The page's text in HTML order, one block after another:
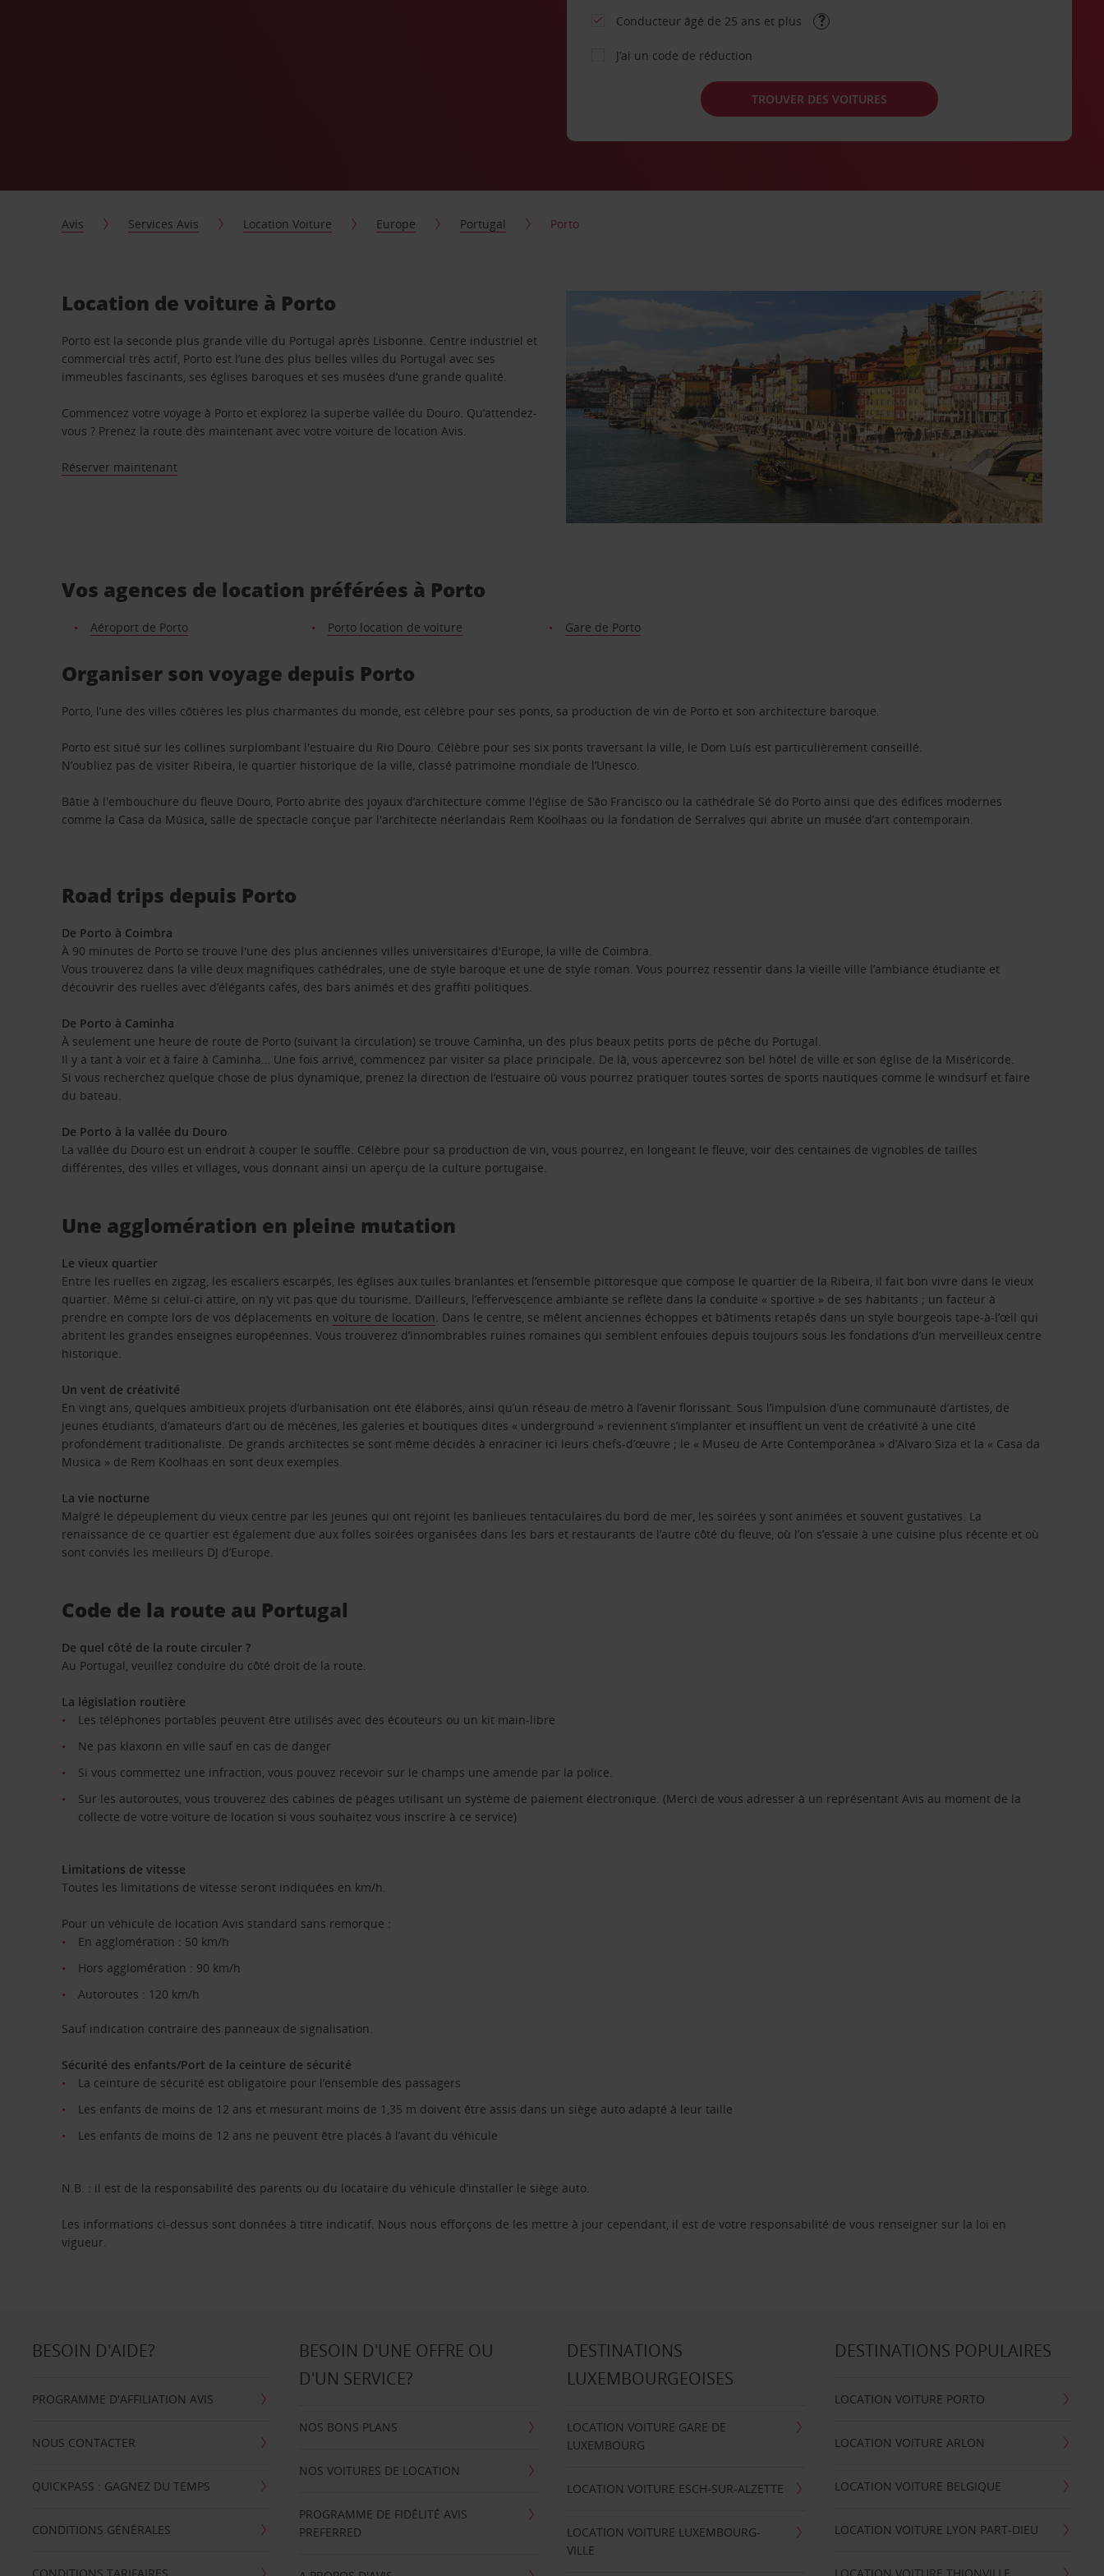
Conducteur âgé de 25 ans et plus
J’ai un code de réduction
TROUVER DES VOITURES
Avis Services Avis Location Voiture Europe Portugal Porto
Location de voiture à Porto
Porto est la seconde plus grande ville du Portugal après Lisbonne. Centre industriel et
commercial très actif, Porto est l’une des plus belles villes du Portugal avec ses
immeubles fascinants, ses églises baroques et ses musées d’une grande qualité.
Commencez votre voyage à Porto et explorez la superbe vallée du Douro. Qu’attendez-
vous ? Prenez la route dès maintenant avec votre voiture de location Avis.
Réserver maintenant
Vos agences de location préférées à Porto
Aéroport de Porto Porto location de voiture Gare de Porto
Organiser son voyage depuis Porto
Porto, l’une des villes côtières les plus charmantes du monde, est célèbre pour ses ponts, sa production de vin de Porto et son architecture baroque.
Porto est situé sur les collines surplombant l'estuaire du Rio Douro. Célèbre pour ses six ponts traversant la ville, le Dom Luís est particulièrement conseillé.
N’oubliez pas de visiter Ribeira, le quartier historique de la ville, classé patrimoine mondiale de l’Unesco.
Bâtie à l'embouchure du fleuve Douro, Porto abrite des joyaux d’architecture comme l'église de São Francisco ou la cathédrale Sé do Porto ainsi que des édifices modernes
comme la Casa da Música, salle de spectacle conçue par l'architecte néerlandais Rem Koolhaas ou la fondation de Serralves qui abrite un musée d’art contemporain.
Road trips depuis Porto
De Porto à Coimbra
À 90 minutes de Porto se trouve l'une des plus anciennes villes universitaires d'Europe, la ville de Coimbra.
Vous trouverez dans la ville deux magnifiques cathédrales, une de style baroque et une de style roman. Vous pourrez ressentir dans la vieille ville l’ambiance étudiante et
découvrir des ruelles avec d’élégants cafés, des bars animés et des graffiti politiques.
De Porto à Caminha
À seulement une heure de route de Porto (suivant la circulation) se trouve Caminha, un des plus beaux petits ports de pêche du Portugal.
Il y a tant à voir et à faire à Caminha… Une fois arrivé, commencez par visiter sa place principale. De là, vous apercevrez son bel hôtel de ville et son église de la Miséricorde.
Si vous recherchez quelque chose de plus dynamique, prenez la direction de l’estuaire où vous pourrez pratiquer toutes sortes de sports nautiques comme le windsurf et faire
du bateau.
De Porto à la vallée du Douro
La vallée du Douro est un endroit à couper le souffle. Célèbre pour sa production de vin, vous pourrez, en longeant le fleuve, voir des centaines de vignobles de tailles
différentes, des villes et villages, vous donnant ainsi un aperçu de la culture portugaise.
Une agglomération en pleine mutation
Le vieux quartier
Entre les ruelles en zigzag, les escaliers escarpés, les églises aux tuiles branlantes et l’ensemble pittoresque que compose le quartier de la Ribeira, il fait bon vivre dans le vieux
quartier. Même si celui-ci attire, on n’y vit pas que du tourisme. D’ailleurs, l’effervescence ambiante se reflète dans la conduite « sportive » de ses habitants ; un facteur à
prendre en compte lors de vos déplacements envoiture de location . Dans le centre, se mêlent anciennes échoppes et bâtiments retapés dans un style bourgeois tape-à-l’œil qui
abritent les grandes enseignes européennes. Vous trouverez d’innombrables ruines romaines qui semblent enfouies depuis toujours sous les fondations d’un merveilleux centre
historique.
Un vent de créativité
En vingt ans, quelques ambitieux projets d’urbanisation ont été élaborés, ainsi qu’un réseau de métro à l’avenir florissant. Sous l’impulsion d’une communauté d’artistes, de
jeunes étudiants, d’amateurs d’art ou de mécènes, les galeries et boutiques dites « underground » reviennent s’implanter et insufflent un vent de créativité à une cité
profondément traditionaliste. De grands architectes se sont même décidés à enraciner ici leurs chefs-d’œuvre ; le « Museu de Arte Contemporânea » d’Alvaro Siza et la « Casa da
Musica » de Rem Koolhaas en sont deux exemples.
La vie nocturne
Malgré le dépeuplement du vieux centre par les jeunes qui ont rejoint les banlieues tentaculaires du bord de mer, les soirées y sont animées et souvent gustatives. La
renaissance de ce quartier est également due aux folles soirées organisées dans les bars et restaurants de l’autre côté du fleuve, où l’on s’essaie à une cuisine plus récente et où
sont conviés les meilleurs DJ d’Europe.
Code de la route au Portugal
De quel côté de la route circuler ?
Au Portugal, veuillez conduire du côté droit de la route.
La législation routière
Les téléphones portables peuvent être utilisés avec des écouteurs ou un kit main-libre
Ne pas klaxonn en ville sauf en cas de danger
Si vous commettez une infraction, vous pouvez recevoir sur le champs une amende par la police.
Sur les autoroutes, vous trouverez des cabines de péages utilisant un système de paiement électronique. (Merci de vous adresser à un représentant Avis au moment de la
collecte de votre voiture de location si vous souhaitez vous inscrire à ce service)
Limitations de vitesse
Toutes les limitations de vitesse seront indiquées en km/h.
Pour un véhicule de location Avis standard sans remorque :
En agglomération : 50 km/h
Hors agglomération : 90 km/h
Autoroutes : 120 km/h
Sauf indication contraire des panneaux de signalisation.
Sécurité des enfants/Port de la ceinture de sécurité
La ceinture de sécurité est obligatoire pour l’ensemble des passagers
Les enfants de moins de 12 ans et mesurant moins de 1,35 m doivent être assis dans un siège auto adapté à leur taille
Les enfants de moins de 12 ans ne peuvent être placés à l’avant du véhicule
N.B. : il est de la responsabilité des parents ou du locataire du véhicule d’installer le siège auto.
Les informations ci-dessus sont données à titre indicatif. Nous nous efforçons de les mettre à jour cependant, il est de votre responsabilité de vous renseigner sur la loi en
vigueur.
BESOIN D'AIDE?
PROGRAMME D'AFFILIATION AVIS
NOUS CONTACTER
QUICKPASS : GAGNEZ DU TEMPS
CONDITIONS GÉNÉRALES
CONDITIONS TARIFAIRES
BESOIN D'UNE OFFRE OU
D'UN SERVICE?
NOS BONS PLANS
NOS VOITURES DE LOCATION
PROGRAMME DE FIDÉLITÉ AVIS
PREFERRED
DESTINATIONS
LUXEMBOURGEOISES
LOCATION VOITURE GARE DE
LUXEMBOURG
LOCATION VOITURE ESCH-SUR-ALZETTE
LOCATION VOITURE LUXEMBOURG-
VILLE
DESTINATIONS POPULAIRES
LOCATION VOITURE PORTO
LOCATION VOITURE ARLON
LOCATION VOITURE BELGIQUE
LOCATION VOITURE LYON PART-DIEU
LOCATION VOITURE THIONVILLE